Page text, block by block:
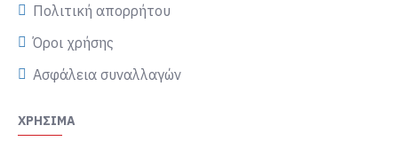
Πολιτική απορρήτου
Όροι χρήσης
Ασφάλεια συναλλαγών
ΧΡΉΣΙΜΑ